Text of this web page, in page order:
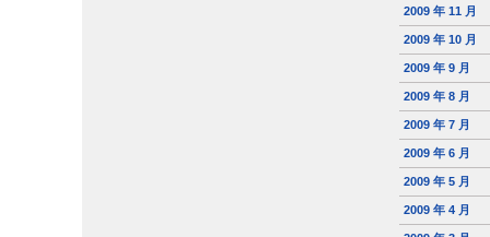
2009 年 11 月
2009 年 10 月
2009 年 9 月
2009 年 8 月
2009 年 7 月
2009 年 6 月
2009 年 5 月
2009 年 4 月